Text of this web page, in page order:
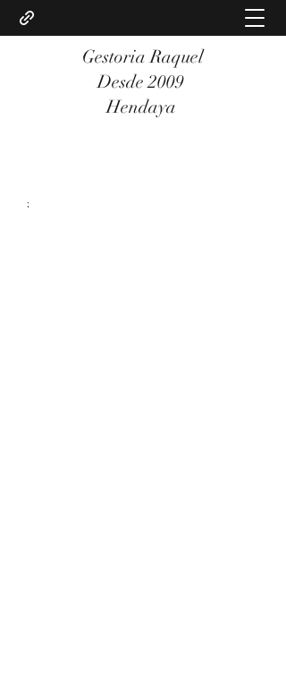
Gestoria Raquel
Desde 2009
Hendaya
;